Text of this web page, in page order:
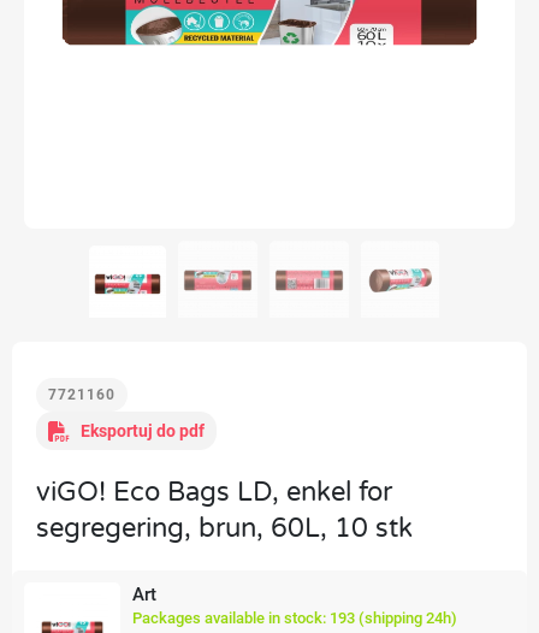
7721160
Eksportuj do pdf
viGO! Eco Bags LD, enkel for
segregering, brun, 60L, 10 stk
Art
Packages available in stock: 193 (shipping 24h)